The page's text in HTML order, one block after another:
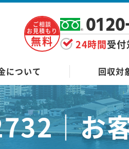
ご相談
お見積もり
無料 24時間受
について 回収対
｜お